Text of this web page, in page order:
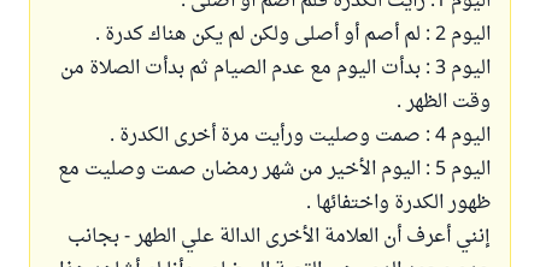
اليوم 2 : لم أصم أو أصلى ولكن لم يكن هناك كدرة .
اليوم 3 : بدأت اليوم مع عدم الصيام ثم بدأت الصلاة من
وقت الظهر .
اليوم 4 : صمت وصليت ورأيت مرة أخرى الكدرة .
اليوم 5 : اليوم الأخير من شهر رمضان صمت وصليت مع
ظهور الكدرة واختفائها .
إنني أعرف أن العلامة الأخرى الدالة علي الطهر - بجانب